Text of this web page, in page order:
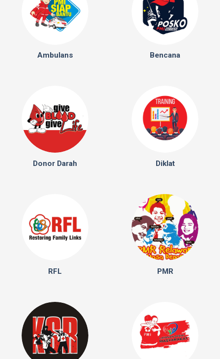
Ambulans Bencana
Donor Darah Diklat
RFL PMR